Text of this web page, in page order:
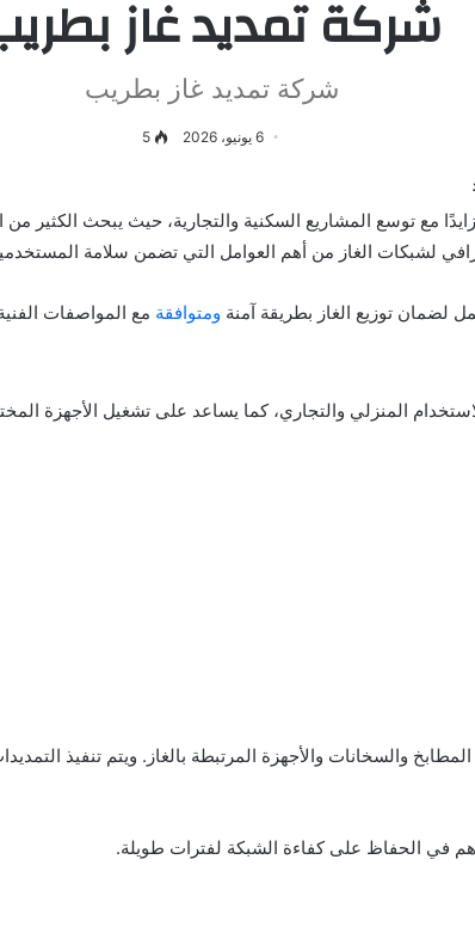
شركة تمديد غاز
شركة تمديد غاز بطريب
6 يونيو، 2026 5
مع توسع المشاريع السكنية والتجارية، حيث يبحث الكثير
لشبكات الغاز من أهم العوامل التي تضمن سلامة
لضمان توزيع الغاز بطريقة آمنة ومتوافقة مع المواصفات
المنزلي والتجاري، كما يساعد على تشغيل الأجهزة
والسخانات والأجهزة المرتبطة بالغاز. ويتم تنفيذ
في الحفاظ على كفاءة الشبكة لفترات طويلة.